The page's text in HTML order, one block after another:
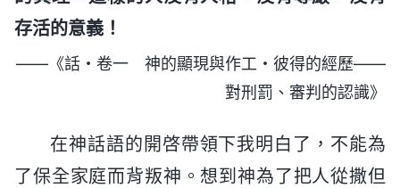
存活的意義！
——《話・卷一 神的顯現與作工・彼得的經歷——
對刑罰、審判的認識》
在神話語的開啓帶領下我明白了，不能為
了保全家庭而背叛神。想到神為了把人從撒但